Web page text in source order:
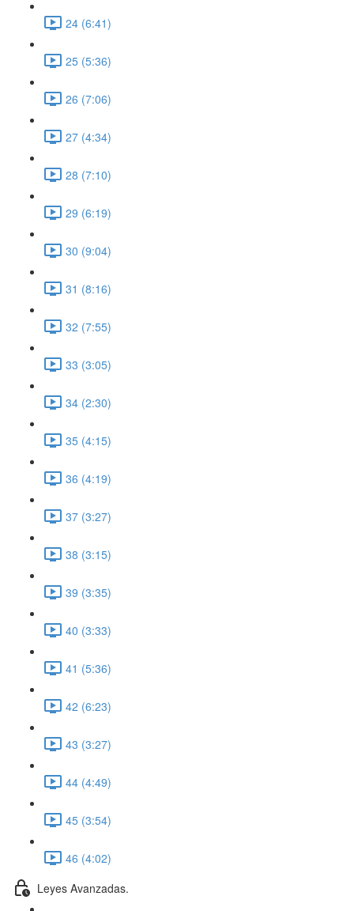
24 (6:41)
25 (5:36)
26 (7:06)
27 (4:34)
28 (7:10)
29 (6:19)
30 (9:04)
31 (8:16)
32 (7:55)
33 (3:05)
34 (2:30)
35 (4:15)
36 (4:19)
37 (3:27)
38 (3:15)
39 (3:35)
40 (3:33)
41 (5:36)
42 (6:23)
43 (3:27)
44 (4:49)
45 (3:54)
46 (4:02)
Leyes Avanzadas.